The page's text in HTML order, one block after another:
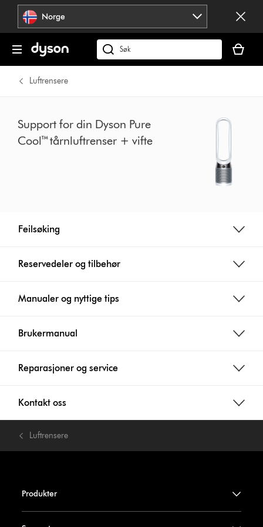
Hopp
navigering
Norge
Søk
på
din
er
Luftrensere
Support for din Dyson Pure
Cool™ tårnluftrenser + vifte
Feilsøking
Reservedeler og tilbehør
Manualer og nyttige tips
Brukermanual
Reparasjoner og service
Kontakt oss
Luftrensere
Produkter